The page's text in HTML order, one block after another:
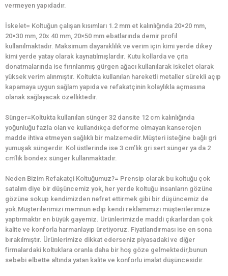
vermeyen yapıdadır.
İskelet= Koltuğun çalışan kısımları 1.2 mm et kalınlığında 20×20 mm,
20×30 mm, 20x 40 mm, 20×50 mm ebatlarında demir profil
kullanılmaktadır. Maksimum dayanıklılık ve verim için kimi yerde dikey
kimi yerde yatay olarak kaynatılmışlardır. Kutu kollarda ve çıta
donatmalarında ise fırınlanmış gürgen ağacı kullanılarak iskelet olarak
yüksek verim alınmıştır. Koltukta kullanılan hareketli metaller sürekli açıp
kapamaya uygun sağlam yapıda ve refakatçinin kolaylıkla açmasına
olanak sağlayacak özelliktedir.
Sünger=Koltukta kullanılan sünger 32 dansite 12 cm kalınlığında
yoğunluğu fazla olan ve kullandıkça deforme olmayan kanserojen
madde ihtiva etmeyen sağlıklı bir malzemedir.Müşteri isteğine bağlı gri
yumuşak süngerdir. Kol üstlerinde ise 3 cm’lik gri sert sünger ya da 2
cm’lik bondex sünger kullanmaktadır.
Neden Bizim Refakatçi Koltuğumuz?= Prensip olarak bu koltuğu çok
satalım diye bir düşüncemiz yok, her yerde koltuğu insanların gözüne
gözüne sokup kendimizden nefret ettirmek gibi bir düşüncemiz de
yok.Müşterilerimizi memnun edip kendi reklamımızı müşterilerimize
yaptırmaktır en büyük gayemiz. Ürünlerimizde maddi çıkarlardan çok
kalite ve konforla harmanlayıp üretiyoruz. Fiyatlandırması ise en sona
bırakılmıştır. Ürünlerimize dikkat ederseniz piyasadaki ve diğer
firmalardaki koltuklara oranla daha bir hoş göze gelmektedir,bunun
sebebi elbette altında yatan kalite ve konforlu imalat düşüncesidir.